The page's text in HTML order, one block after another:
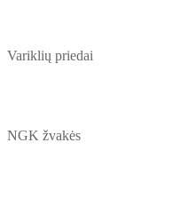
Variklių priedai
NGK žvakės